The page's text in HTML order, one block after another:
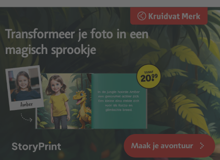
Transformeer je foto in een
magisch sprookje
Maak je avontuur